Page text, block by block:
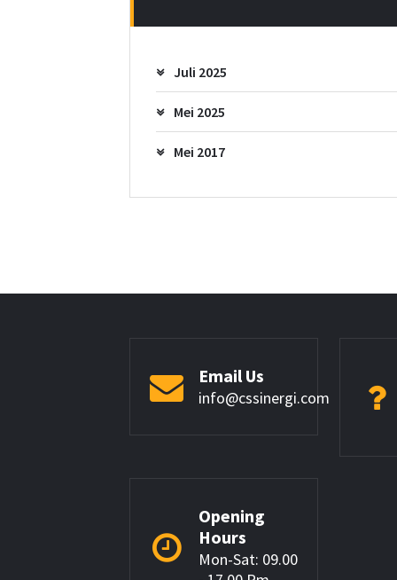
Juli 2025
Mei 2025
Mei 2017
Email Us
info@cssinergi.com
Opening
Hours
Mon-Sat: 09.00